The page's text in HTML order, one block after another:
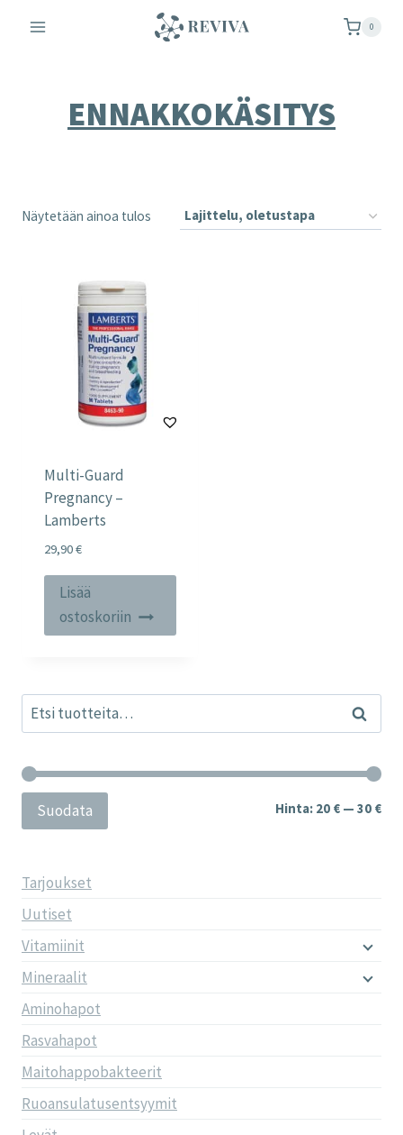
sisältöön
0
ENNAKKOKÄSITYS
Näytetään ainoa tulos
Multi-Guard
Pregnancy –
Lamberts
29,90€
Lisää
ostoskoriin
Etsi: Haku
Suodata Hinta: 20 € — 30 €
Tarjoukset
Uutiset
Vitamiinit
Mineraalit
Aminohapot
Rasvahapot
Maitohappobakteerit
Ruoansulatusentsyymit